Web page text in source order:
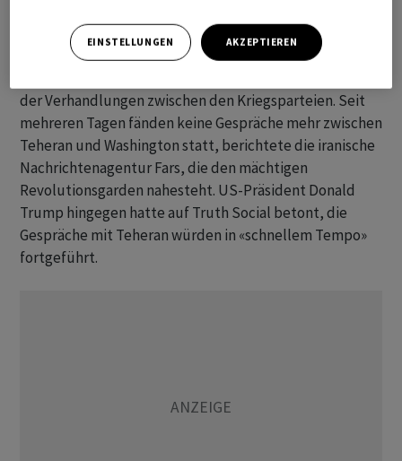
herausnehmen», fuhr Lipkow fort. Nach Wochen
stagnierender Verhandlungen zwischen dem Iran und
der Verhandlungen zwischen den Kriegsparteien. Seit
mehreren Tagen fänden keine Gespräche mehr zwischen
Teheran und Washington statt, berichtete die iranische
Nachrichtenagentur Fars, die den mächtigen
Revolutionsgarden nahesteht. US-Präsident Donald
Trump hingegen hatte auf Truth Social betont, die
Gespräche mit Teheran würden in «schnellem Tempo»
fortgeführt.
EINSTELLUNGEN AKZEPTIEREN